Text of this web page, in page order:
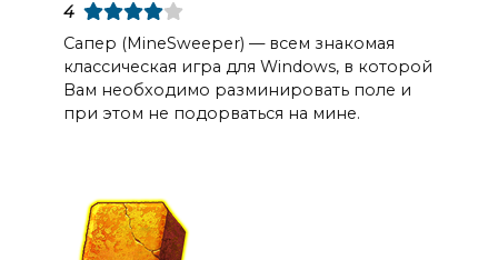
4
Сапер (MineSweeper) — всем знакомая
классическая игра для Windows, в которой
Вам необходимо разминировать поле и
при этом не подорваться на мине.